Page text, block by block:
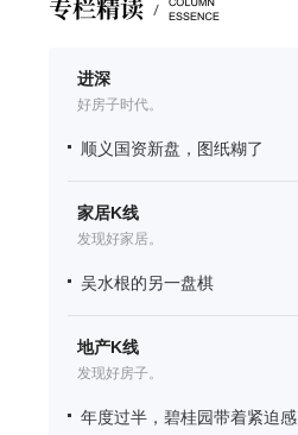
进深
好房子时代。
顺义国资新盘，图纸糊了
家居K线
发现好家居。
吴水根的另一盘棋
地产K线
发现好房子。
年度过半，碧桂园带着紧迫感